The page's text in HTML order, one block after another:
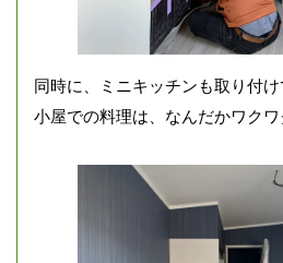
同時に、ミニキッチンも取り付け
小屋での料理は、なんだかワクワ